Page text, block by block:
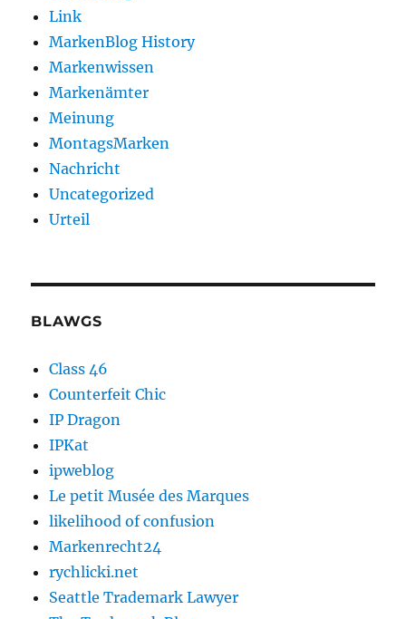
Link
MarkenBlog History
Markenwissen
Markenämter
Meinung
MontagsMarken
Nachricht
Uncategorized
Urteil
BLAWGS
Class 46
Counterfeit Chic
IP Dragon
IPKat
ipweblog
Le petit Musée des Marques
likelihood of confusion
Markenrecht24
rychlicki.net
Seattle Trademark Lawyer